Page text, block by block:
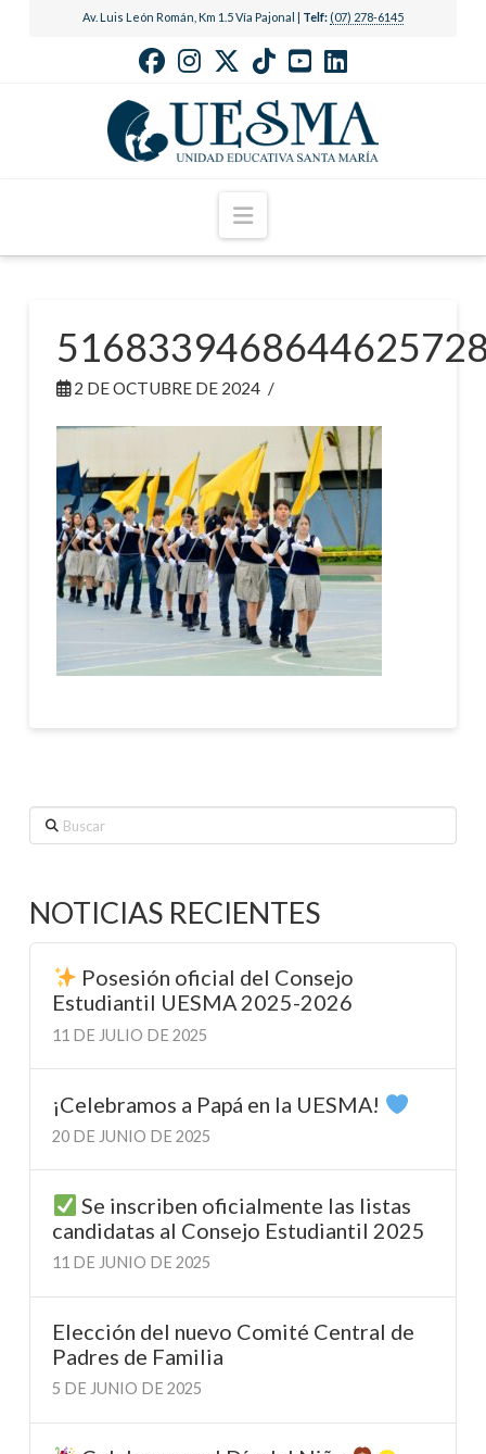
Av. Luis León Román, Km 1.5 Vía Pajonal | Telf: (07) 278-6145
Navigation
2 DE OCTUBRE DE 2024
Buscar
NOTICIAS RECIENTES
Posesión oficial del Consejo
Estudiantil UESMA 2025-2026
11 DE JULIO DE 2025
¡Celebramos a Papá en la UESMA!
20 DE JUNIO DE 2025
Se inscriben oficialmente las listas
candidatas al Consejo Estudiantil 2025
11 DE JUNIO DE 2025
Elección del nuevo Comité Central de
Padres de Familia
5 DE JUNIO DE 2025